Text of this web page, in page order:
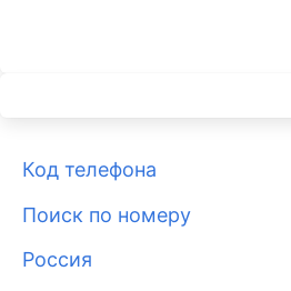
Код телефона
Поиск по номеру
Россия